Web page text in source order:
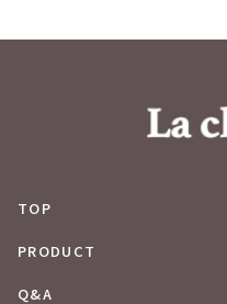
TOP
PRODUCT
Q&A